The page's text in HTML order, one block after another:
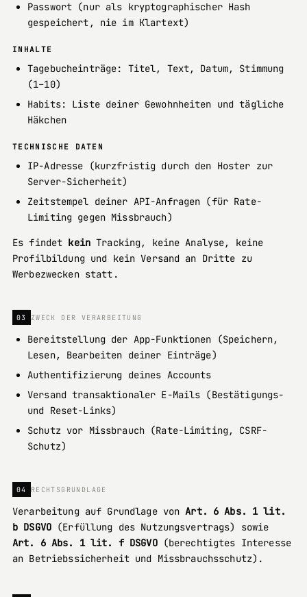
Passwort (nur als kryptographischer Hash
gespeichert, nie im Klartext)
INHALTE
Tagebucheinträge: Titel, Text, Datum, Stimmung
(1–10)
Habits: Liste deiner Gewohnheiten und tägliche
Häkchen
TECHNISCHE DATEN
IP-Adresse (kurzfristig durch den Hoster zur
Server-Sicherheit)
Zeitstempel deiner API-Anfragen (für Rate-
Limiting gegen Missbrauch)
Es findet keinTracking, keine Analyse, keine
Profilbildung und kein Versand an Dritte zu
Werbezwecken statt.
03 ZWECK DER VERARBEITUNG
Bereitstellung der App-Funktionen (Speichern,
Lesen, Bearbeiten deiner Einträge)
Authentifizierung deines Accounts
Versand transaktionaler E-Mails (Bestätigungs-
und Reset-Links)
Schutz vor Missbrauch (Rate-Limiting, CSRF-
Schutz)
04 RECHTSGRUNDLAGE
Verarbeitung auf Grundlage vonArt. 6 Abs. 1 lit.
b DSGVO(Erfüllung des Nutzungsvertrags) sowie
Art. 6 Abs. 1 lit. f DSGVO(berechtigtes Interesse
an Betriebssicherheit und Missbrauchsschutz).